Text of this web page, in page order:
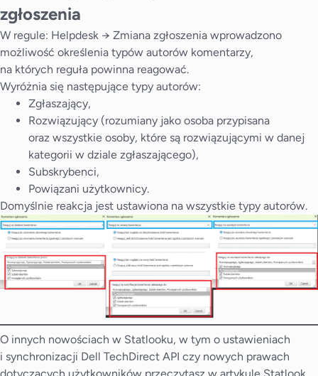
zgłoszenia
W regule: Helpdesk → Zmiana zgłoszenia wprowadzono
możliwość określenia typów autorów komentarzy,
na których reguła powinna reagować.
Wyróżnia się następujące typy autorów:
Zgłaszający,
Rozwiązujący (rozumiany jako osoba przypisana
oraz wszystkie osoby, które są rozwiązującymi w danej
kategorii w dziale zgłaszającego),
Subskrybenci,
Powiązani użytkownicy.
Domyślnie reakcja jest ustawiona na wszystkie typy autorów.
O innych nowościach w Statlooku, w tym o ustawieniach
i synchronizacji Dell TechDirect API czy nowych prawach